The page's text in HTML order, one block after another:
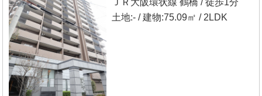
ＪＲ大阪環状線 鶴橋 / 徒歩1分
土地:- / 建物:75.09㎡ / 2LDK